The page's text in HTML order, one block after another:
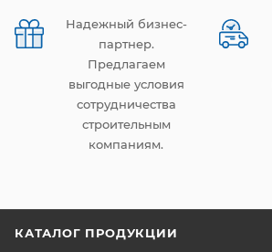
Надежный бизнес-
партнер.
Предлагаем
выгодные условия
сотрудничества
строительным
компаниям.
КАТАЛОГ ПРОДУКЦИИ